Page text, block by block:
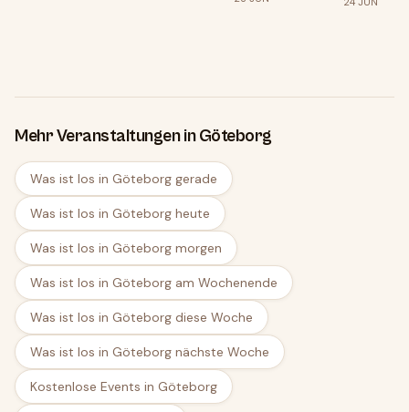
Mehr Veranstaltungen in Göteborg
Was ist los in Göteborg gerade
Was ist los in Göteborg heute
Was ist los in Göteborg morgen
Was ist los in Göteborg am Wochenende
Was ist los in Göteborg diese Woche
Was ist los in Göteborg nächste Woche
Kostenlose Events in Göteborg